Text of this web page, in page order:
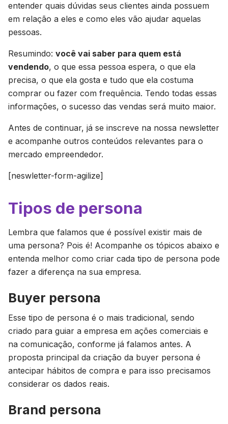
entender quais dúvidas seus clientes ainda possuem
em relação a eles e como eles vão ajudar aquelas
pessoas.
Resumindo: você vai saber para quem está
vendendo, o que essa pessoa espera, o que ela
precisa, o que ela gosta e tudo que ela costuma
comprar ou fazer com frequência. Tendo todas essas
informações, o sucesso das vendas será muito maior.
Antes de continuar, já se inscreve na nossa newsletter
e acompanhe outros conteúdos relevantes para o
mercado empreendedor.
[neswletter-form-agilize]
Tipos de persona
Lembra que falamos que é possível existir mais de
uma persona? Pois é! Acompanhe os tópicos abaixo e
entenda melhor como criar cada tipo de persona pode
fazer a diferença na sua empresa.
Buyer persona
Esse tipo de persona é o mais tradicional, sendo
criado para guiar a empresa em ações comerciais e
na comunicação, conforme já falamos antes. A
proposta principal da criação da buyer persona é
antecipar hábitos de compra e para isso precisamos
considerar os dados reais.
Brand persona